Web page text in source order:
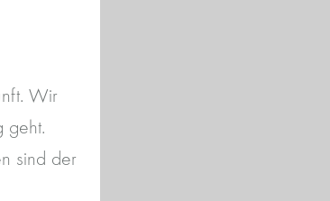
Wir
geht.
sind der